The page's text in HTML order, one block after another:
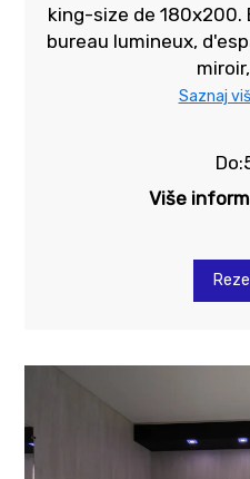
king-size de 180x200.
bureau lumineux,
Saznaj
Više